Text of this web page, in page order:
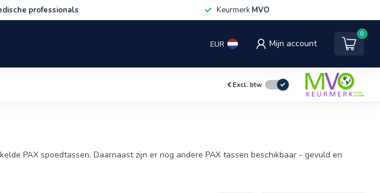
professionals Keurmerk MVO
EUR Mijn account
0
€Excl. btw
PAX spoedtassen. Daarnaast zijn er nog andere PAX tassen beschikbaar - gevuld en